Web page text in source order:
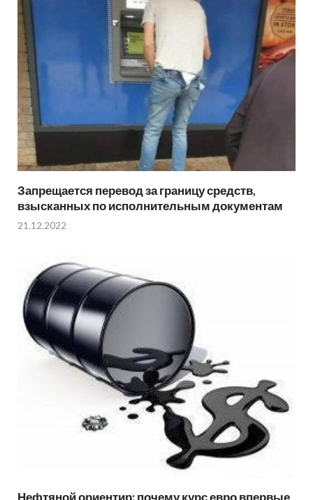
Запрещается перевод за границу средств,
взысканных по исполнительным документам
21.12.2022
Нефтяной ориентир: почему курс евро впервые